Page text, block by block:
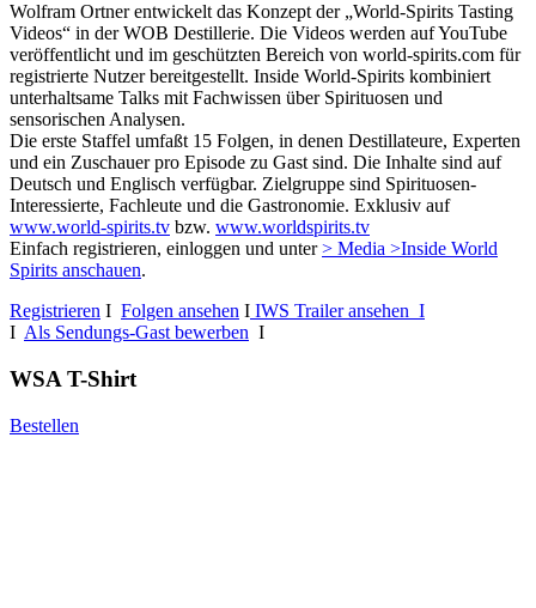
Wolfram Ortner entwickelt das Konzept der „World-Spirits Tasting
Videos“ in der WOB Destillerie. Die Videos werden auf YouTube
veröffentlicht und im geschützten Bereich von world-spirits.com für
registrierte Nutzer bereitgestellt. Inside World-Spirits kombiniert
unterhaltsame Talks mit Fachwissen über Spirituosen und
sensorischen Analysen.
Die erste Staffel umfaßt 15 Folgen, in denen Destillateure, Experten
und ein Zuschauer pro Episode zu Gast sind. Die Inhalte sind auf
Deutsch und Englisch verfügbar. Zielgruppe sind Spirituosen-
Interessierte, Fachleute und die Gastronomie. Exklusiv auf
www.world-spirits.tv bzw. www.worldspirits.tv
Einfach registrieren, einloggen und unter> Media >Inside World
Spirits anschauen.
Registrieren I Folgen ansehen I IWS Trailer ansehen I
I Als Sendungs-Gast bewerben I
WSA T-Shirt
Bestellen